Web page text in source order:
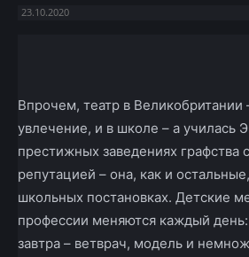
23.10.2020
Впрочем, театр в Великобритании
увлечение, и в школе – а училась
престижных заведениях графства
репутацией – она, как и
школьных постановках. Детские
профессии меняются каждый день:
завтра – ветврач, модель и